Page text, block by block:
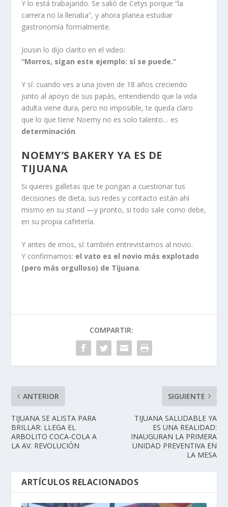
Y lo está trabajando. Se salió de Cetys porque “la
carrera no la llenaba”, y ahora planea estudiar
gastronomía formalmente.
Jousin lo dijo clarito en el video:
“Morros, sigan este ejemplo: sí se puede.”
Y sí: cuando ves a una joven de 18 años creciendo
junto al apoyo de sus papás, entendiendo que la vida
adulta viene dura, pero no imposible, te queda claro
que lo que tiene Noemy no es solo talento… es
determinación.
NOEMY’S BAKERY YA ES DE
TIJUANA
Si quieres galletas que te pongan a cuestionar tus
decisiones de dieta, sus redes y contacto están ahí
mismo en su stand —y pronto, si todo sale como debe,
en su propia cafetería.
Y antes de irnos, sí: también entrevistamos al novio.
Y confirmamos: el vato es el novio más explotado
(pero más orgulloso) de Tijuana.
COMPARTIR:
ANTERIOR
TIJUANA SE ALISTA PARA
BRILLAR: LLEGA EL
ARBOLITO COCA-COLA A
LA AV. REVOLUCIÓN
SIGUIENTE
TIJUANA SALUDABLE YA
ES UNA REALIDAD:
INAUGURAN LA PRIMERA
UNIDAD PREVENTIVA EN
LA MESA
ARTÍCULOS RELACIONADOS